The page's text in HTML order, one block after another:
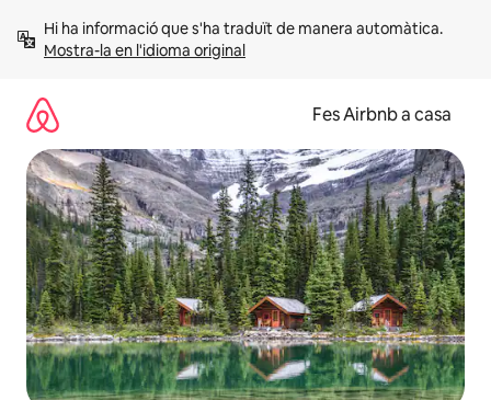
Mostra-la en l'idioma original
Fes Airbnb a casa